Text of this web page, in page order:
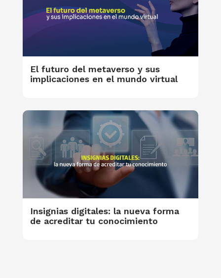
El futuro del metaverso y sus
implicaciones en el mundo virtual
Insignias digitales: la nueva forma
de acreditar tu conocimiento